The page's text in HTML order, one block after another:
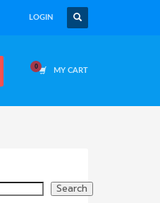
LOGIN
MY CART
Search